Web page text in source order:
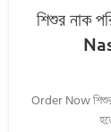
শিশুর নাক
Order Now শিশুর